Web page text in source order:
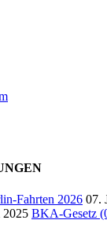
Fahrten 2026 07.
2025 BKA-Gesetz